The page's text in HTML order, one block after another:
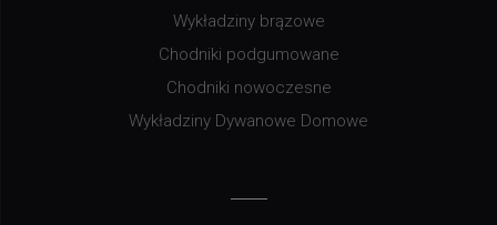
Wykładziny brązowe
Chodniki podgumowane
Chodniki nowoczesne
Wykładziny Dywanowe Domowe